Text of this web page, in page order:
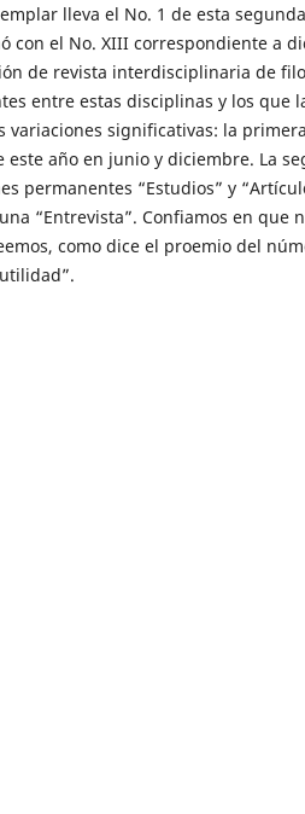
lleva el No. 1 de esta
con el No. XIII correspondiente a
de revista interdisciplinaria de
entre estas disciplinas y los que
variaciones significativas: la
año en junio y diciembre. La
permanentes “Estudios” y
“Entrevista”. Confiamos en que
como dice el proemio del